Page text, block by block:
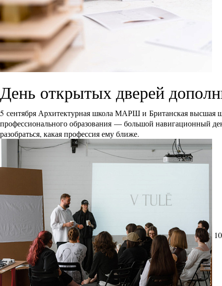
День открытых дверей
5 сентября Архитектурная школа МАРШ и Британская высшая
профессионального образования — большой навигационный
разобраться, какая профессия ему ближе.